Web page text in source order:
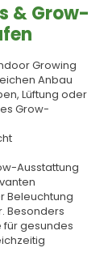
& Grow-
Growing
Anbau
Lüftung oder
Grow-
Ausstattung
Beleuchtung
Besonders
für gesundes